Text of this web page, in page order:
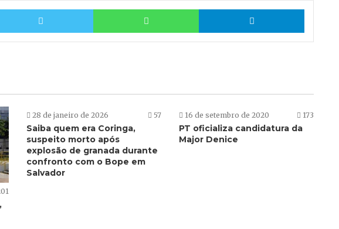
Twitter WhatsApp Telegram
28 de janeiro de 2026 57
Saiba quem era Coringa,
suspeito morto após
explosão de granada durante
confronto com o Bope em
Salvador
16 de setembro de 2020 173
PT oficializa candidatura da
Major Denice